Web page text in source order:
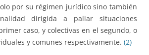
por su régimen jurídico sino también
dirigida a paliar situaciones
caso, y colectivas en el segundo, o
y comunes respectivamente. (2)